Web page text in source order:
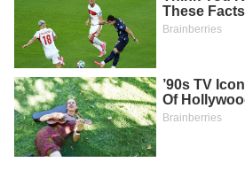
CHĂM
SÓC
SỨC
KHỎE